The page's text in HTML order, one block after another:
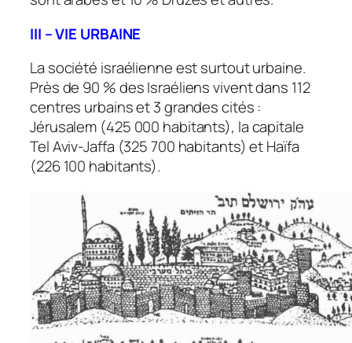
III – VIE URBAINE
La société israélienne est surtout urbaine.
Près de 90 % des Israéliens vivent dans 112
centres urbains et 3 grandes cités :
Jérusalem (425 000 habitants), la capitale
Tel Aviv-Jaffa (325 700 habitants) et Haïfa
(226 100 habitants).